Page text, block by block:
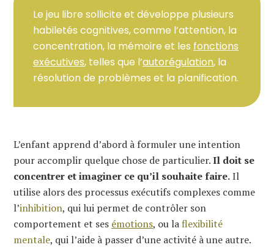
Le jeu libre sollicite et développe plusieurs
habiletés cognitives, comme l’attention, la
concentration, la mémoire et les fonctions
exécutives, telles que l’autorégulation, la
résolution de problèmes et la planification.
L’enfant apprend d’abord à formuler une intention
pour accomplir quelque chose de particulier.Il doit se
concentrer et imaginer ce qu’il souhaite faire.Il
utilise alors des processus exécutifs complexes comme
l’inhibition, qui lui permet de contrôler son
comportement et ses émotions, ou laflexibilité
mentale, qui l’aide à passer d’une activité à une autre.